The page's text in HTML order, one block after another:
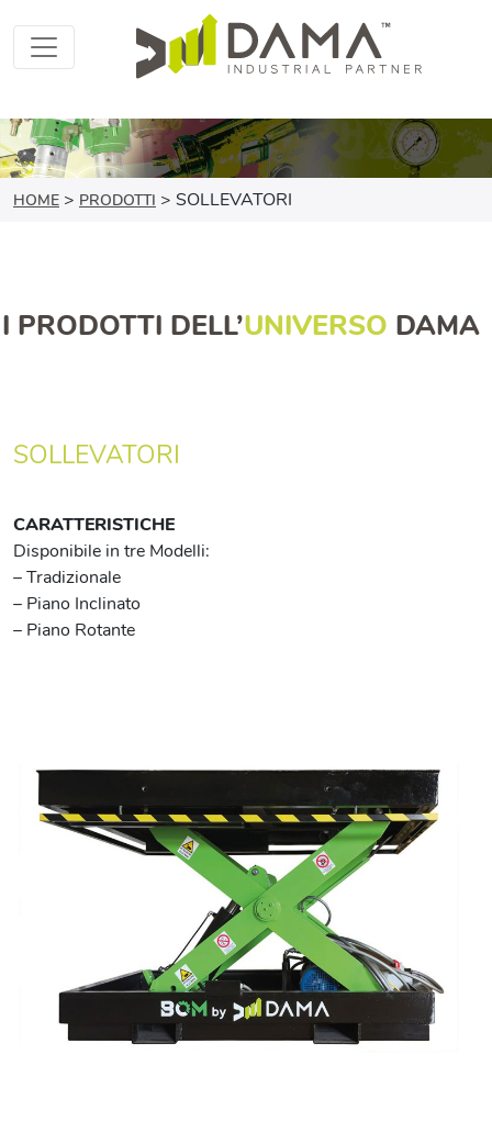
HOME > PRODOTTI > SOLLEVATORI
I PRODOTTI DELL’UNIVERSO DAMA
SOLLEVATORI
CARATTERISTICHE
Disponibile in tre Modelli:
– Tradizionale
– Piano Inclinato
– Piano Rotante